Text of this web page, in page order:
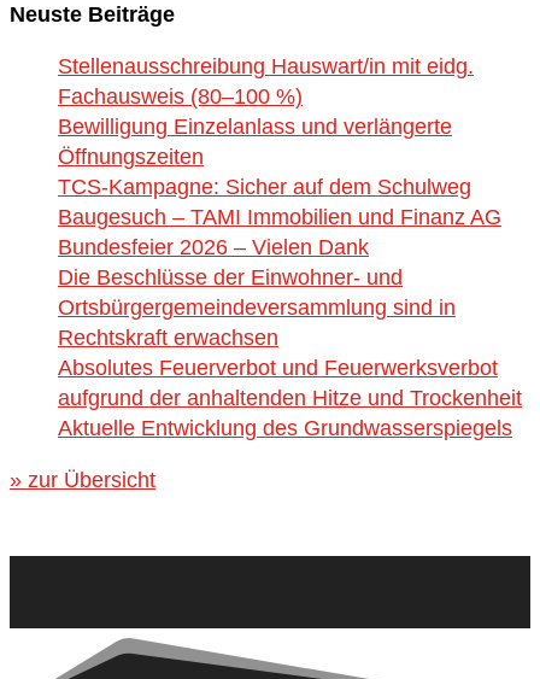
Neuste Beiträge
Stellenausschreibung Hauswart/in mit eidg.
Fachausweis (80–100 %)
Bewilligung Einzelanlass und verlängerte
Öffnungszeiten
TCS-Kampagne: Sicher auf dem Schulweg
Baugesuch – TAMI Immobilien und Finanz AG
Bundesfeier 2026 – Vielen Dank
Die Beschlüsse der Einwohner- und
Ortsbürgergemeindeversammlung sind in
Rechtskraft erwachsen
Absolutes Feuerverbot und Feuerwerksverbot
aufgrund der anhaltenden Hitze und Trockenheit
Aktuelle Entwicklung des Grundwasserspiegels
» zur Übersicht